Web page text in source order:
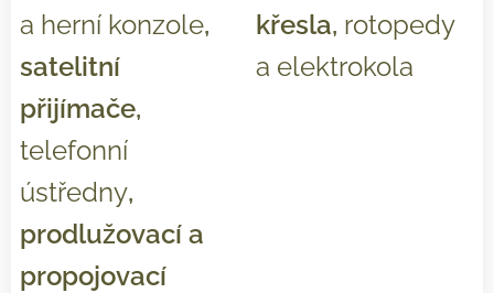
a herní konzole,
satelitní
přijímače,
telefonní
ústředny,
prodlužovací a
propojovací
křesla, rotopedy
a elektrokola